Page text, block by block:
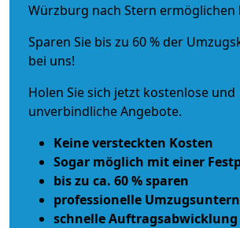
Würzburg nach Stern ermöglichen
Sparen Sie bis zu 60 % der
bei uns!
Holen Sie sich jetzt kostenlose und
unverbindliche Angebote.
Keine versteckten Kosten
Sogar möglich mit einer
bis zu ca. 60 % sparen
professionelle
schnelle Auftragsabwicklung